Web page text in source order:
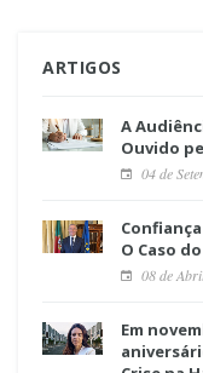
ARTIGOS
A
Ouvido
04 de
O Caso
08 de
Em